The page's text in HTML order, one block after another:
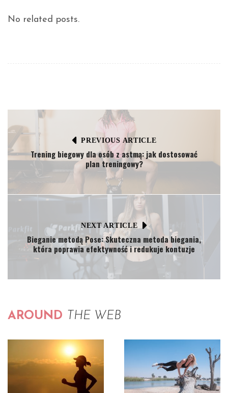
No related posts.
PREVIOUS ARTICLE
Trening biegowy dla osób z astmą: jak dostosować
plan treningowy?
NEXT ARTICLE
Bieganie metodą Pose: Skuteczna metoda biegania,
która poprawia efektywność i redukuje kontuzje
AROUND THE WEB